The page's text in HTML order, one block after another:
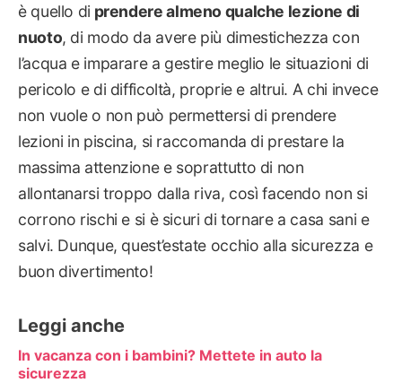
è quello di prendere almeno qualche lezione di
nuoto, di modo da avere più dimestichezza con
l’acqua e imparare a gestire meglio le situazioni di
pericolo e di difficoltà, proprie e altrui. A chi invece
non vuole o non può permettersi di prendere
lezioni in piscina, si raccomanda di prestare la
massima attenzione e soprattutto di non
allontanarsi troppo dalla riva, così facendo non si
corrono rischi e si è sicuri di tornare a casa sani e
salvi. Dunque, quest’estate occhio alla sicurezza e
buon divertimento!
Leggi anche
In vacanza con i bambini? Mettete in auto la
sicurezza